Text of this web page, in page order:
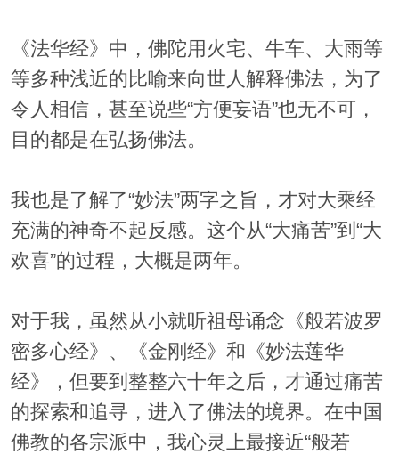
《法华经》中，佛陀用火宅、牛车、大雨等
等多种浅近的比喻来向世人解释佛法，为了
令人相信，甚至说些“方便妄语”也无不可，
目的都是在弘扬佛法。
我也是了解了“妙法”两字之旨，才对大乘经
充满的神奇不起反感。这个从“大痛苦”到“大
欢喜”的过程，大概是两年。
对于我，虽然从小就听祖母诵念《般若波罗
密多心经》、《金刚经》和《妙法莲华
经》，但要到整整六十年之后，才通过痛苦
的探索和追寻，进入了佛法的境界。在中国
佛教的各宗派中，我心灵上最接近“般若